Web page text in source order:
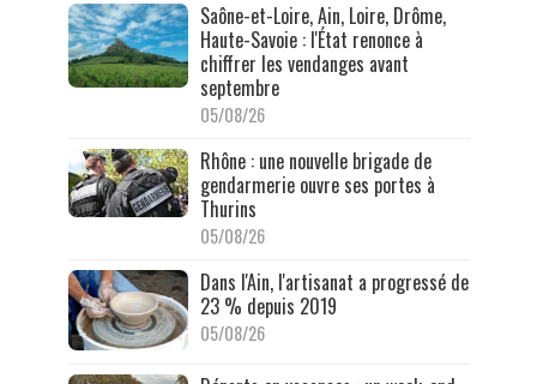
Saône-et-Loire, Ain, Loire, Drôme,
Haute-Savoie : l'État renonce à
chiffrer les vendanges avant
septembre
05/08/26
Rhône : une nouvelle brigade de
gendarmerie ouvre ses portes à
Thurins
05/08/26
Dans l'Ain, l'artisanat a progressé de
23 % depuis 2019
05/08/26